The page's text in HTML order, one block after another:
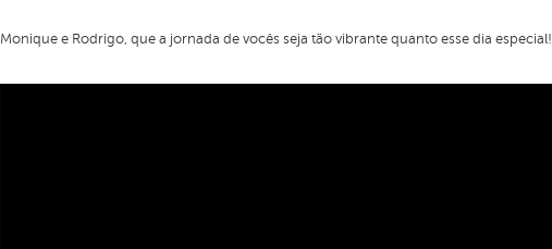
Monique e Rodrigo, que a jornada de vocês seja tão vibrante quanto esse dia especial!